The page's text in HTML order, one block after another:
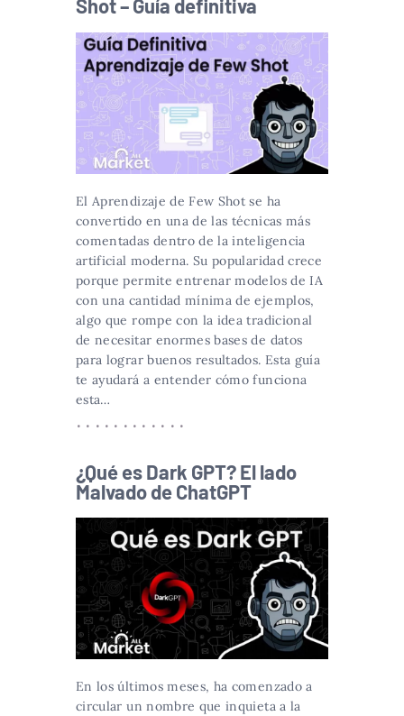
Shot – Guía definitiva
El Aprendizaje de Few Shot se ha
convertido en una de las técnicas más
comentadas dentro de la inteligencia
artificial moderna. Su popularidad crece
porque permite entrenar modelos de IA
con una cantidad mínima de ejemplos,
algo que rompe con la idea tradicional
de necesitar enormes bases de datos
para lograr buenos resultados. Esta guía
te ayudará a entender cómo funciona
esta…
¿Qué es Dark GPT? El lado
Malvado de ChatGPT
En los últimos meses, ha comenzado a
circular un nombre que inquieta a la